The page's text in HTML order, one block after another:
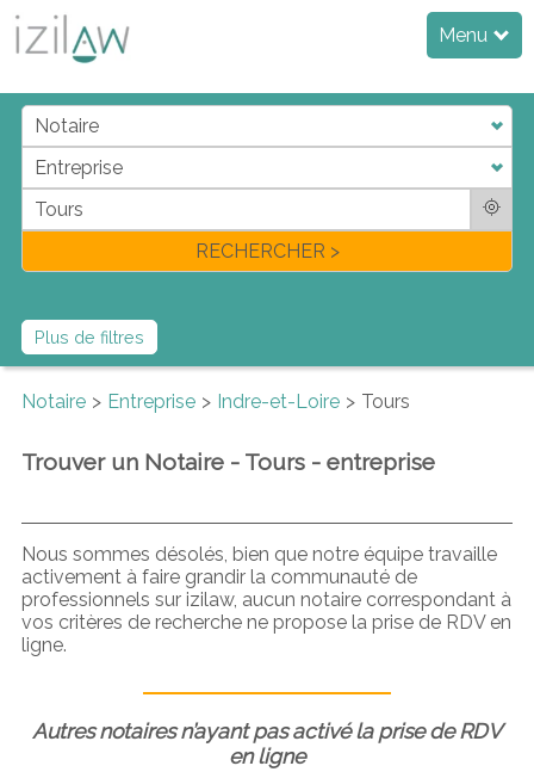
Menu
jdadi
fl
RECHERCHER >
Plus de filtres
Notaire Entreprise Indre-et-Loire Tours
Trouver un Notaire - Tours - entreprise
Nous sommes désolés, bien que notre équipe travaille
activement à faire grandir la communauté de
professionnels sur izilaw, aucun notaire correspondant à
vos critères de recherche ne propose la prise de RDV en
ligne.
Autres notaires n’ayant pas activé la prise de RDV
en ligne